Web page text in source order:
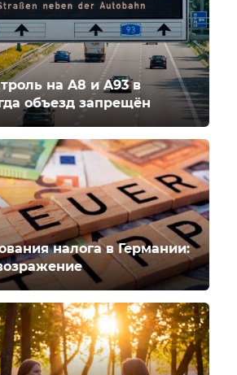
на A8 и A93 в
объезд запрещён
налога в Германии: